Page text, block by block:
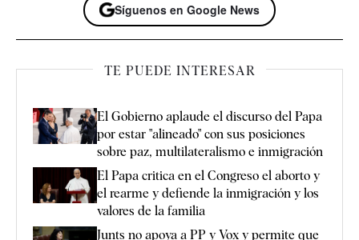
Síguenos en Google News
TE PUEDE INTERESAR
El Gobierno aplaude el discurso del Papa
por estar "alineado" con sus posiciones
sobre paz, multilateralismo e inmigración
El Papa critica en el Congreso el aborto y
el rearme y defiende la inmigración y los
valores de la familia
Junts no apoya a PP y Vox y permite que